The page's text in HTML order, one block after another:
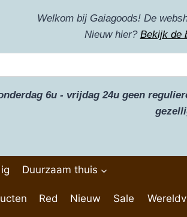
Welkom bij Gaiagoods! De
Nieuw hier? Bekijk de
6u - vrijdag 24u geen
Duurzaam thuis
Red Nieuw Sale